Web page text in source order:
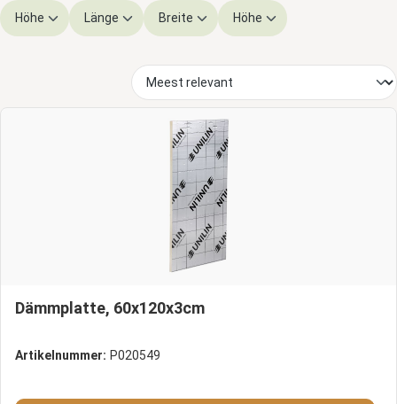
Höhe Länge Breite Höhe
Dämmplatte, 60x120x3cm
Artikelnummer: P020549